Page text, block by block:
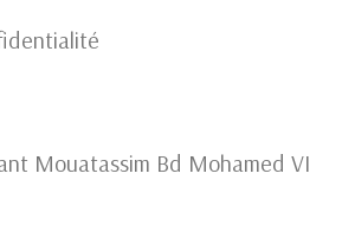
Mouatassim Bd Mohamed VI